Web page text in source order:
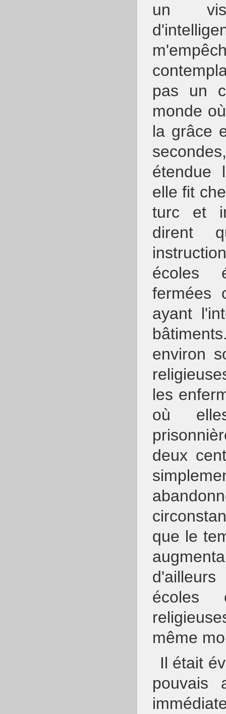
un
pas un
monde
la grâce
étendue
elle fit
turc et
dirent
écoles
fermées
ayant
environ
les
où
deux
que le
écoles
même
Il était
pouvais